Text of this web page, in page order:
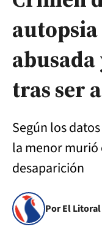
tras ser
Según los
la menor murió
desaparición
Por El Litoral